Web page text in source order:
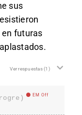
sus
futuras
Ver respuestas(1)
EM Off